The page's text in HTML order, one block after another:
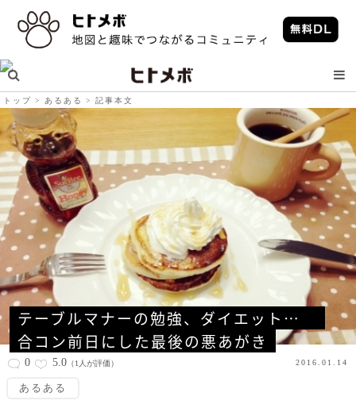
トップ あるある 記事本文
テーブルマナーの勉強、ダイエット…
合コン前日にした最後の悪あがき
0 5.0 （1人が評価） 2016.01.14
あるある